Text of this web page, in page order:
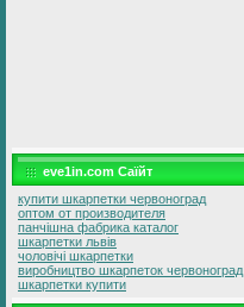
eve1in.com Саїйт
купити шкарпетки червоноград
оптом от производителя
панчішна фабрика каталог
шкарпетки львів
чоловічі шкарпетки
виробництво шкарпеток червоноград
шкарпетки купити